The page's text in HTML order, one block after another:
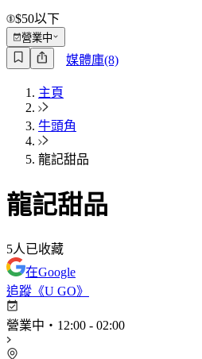
$50以下
營業中
媒體庫(8)
主頁
牛頭角
龍記甜品
龍記甜品
5人已收藏
在Google
追蹤《U GO》
營業中 ・ 12:00 - 02:00